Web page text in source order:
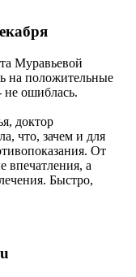
Муравьевой
на положительные
не ошиблась.
доктор
что, зачем и для
От
впечатления, а
Быстро,